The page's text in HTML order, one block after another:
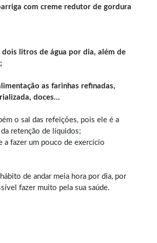
com creme redutor de gordura
litros de água por dia, além de
as farinhas refinadas,
doces…
o sal das refeições, pois ele é a
retenção de líquidos;
fazer um pouco de exercício
de andar meia hora por dia, por
fazer muito pela sua saúde.